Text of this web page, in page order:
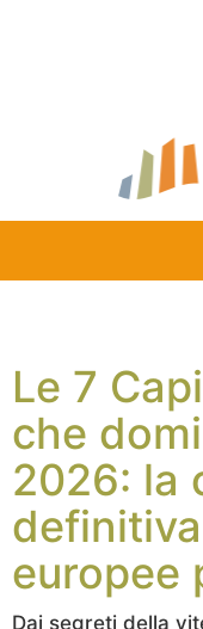
Le 7
che
2026: la
europee
Dai segreti della